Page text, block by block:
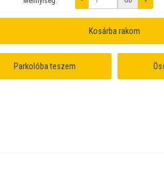
Kosárba rakom
Parkolóba teszem